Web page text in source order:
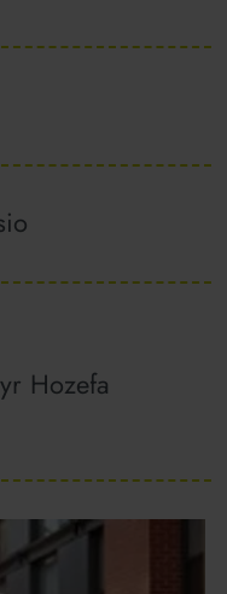
Hozefa